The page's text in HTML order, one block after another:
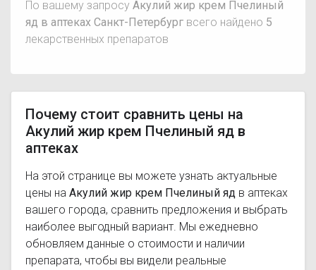
По вашему запросу Акулий жир крем Пчелиный
яд в аптеках Санкт-Петербург всего найдено 5
лекарственных препаратов
Почему стоит сравнить цены на
Акулий жир крем Пчелиный яд в
аптеках
На этой странице вы можете узнать актуальные
цены на Акулий жир крем Пчелиный яд в аптеках
вашего города, сравнить предложения и выбрать
наиболее выгодный вариант. Мы ежедневно
обновляем данные о стоимости и наличии
препарата, чтобы вы видели реальные